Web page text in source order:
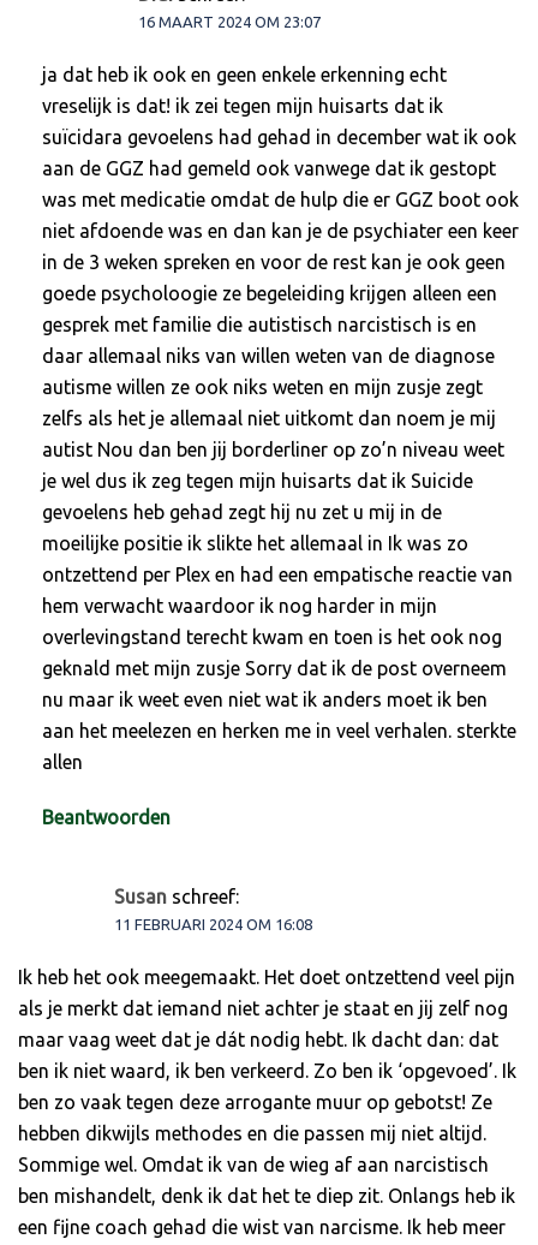
16 MAART 2024 OM 23:07
ja dat heb ik ook en geen enkele erkenning echt
vreselijk is dat! ik zei tegen mijn huisarts dat ik
suïcidara gevoelens had gehad in december wat ik ook
aan de GGZ had gemeld ook vanwege dat ik gestopt
was met medicatie omdat de hulp die er GGZ boot ook
niet afdoende was en dan kan je de psychiater een keer
in de 3 weken spreken en voor de rest kan je ook geen
goede psycholoogie ze begeleiding krijgen alleen een
gesprek met familie die autistisch narcistisch is en
daar allemaal niks van willen weten van de diagnose
autisme willen ze ook niks weten en mijn zusje zegt
zelfs als het je allemaal niet uitkomt dan noem je mij
autist Nou dan ben jij borderliner op zo’n niveau weet
je wel dus ik zeg tegen mijn huisarts dat ik Suicide
gevoelens heb gehad zegt hij nu zet u mij in de
moeilijke positie ik slikte het allemaal in Ik was zo
ontzettend per Plex en had een empatische reactie van
hem verwacht waardoor ik nog harder in mijn
overlevingstand terecht kwam en toen is het ook nog
geknald met mijn zusje Sorry dat ik de post overneem
nu maar ik weet even niet wat ik anders moet ik ben
aan het meelezen en herken me in veel verhalen. sterkte
allen
Beantwoorden
Susan schreef:
11 FEBRUARI 2024 OM 16:08
Ik heb het ook meegemaakt. Het doet ontzettend veel pijn
als je merkt dat iemand niet achter je staat en jij zelf nog
maar vaag weet dat je dát nodig hebt. Ik dacht dan: dat
ben ik niet waard, ik ben verkeerd. Zo ben ik ‘opgevoed’. Ik
ben zo vaak tegen deze arrogante muur op gebotst! Ze
hebben dikwijls methodes en die passen mij niet altijd.
Sommige wel. Omdat ik van de wieg af aan narcistisch
ben mishandelt, denk ik dat het te diep zit. Onlangs heb ik
een fijne coach gehad die wist van narcisme. Ik heb meer